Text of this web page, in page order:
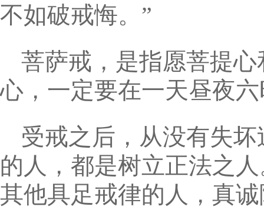
不如破戒悔。”
菩萨戒，是指愿菩提
心，一定要在一天昼夜
受戒之后，从没有失
的人，都是树立正法之
其他具足戒律的人，真